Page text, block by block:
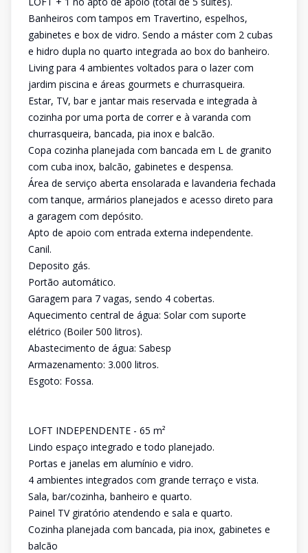
Banheiros com tampos em Travertino, espelhos,
gabinetes e box de vidro. Sendo a máster com 2 cubas
e hidro dupla no quarto integrada ao box do banheiro.
Living para 4 ambientes voltados para o lazer com
jardim piscina e áreas gourmets e churrasqueira.
Estar, TV, bar e jantar mais reservada e integrada à
cozinha por uma porta de correr e à varanda com
churrasqueira, bancada, pia inox e balcão.
Copa cozinha planejada com bancada em L de granito
com cuba inox, balcão, gabinetes e despensa.
Área de serviço aberta ensolarada e lavanderia fechada
com tanque, armários planejados e acesso direto para
a garagem com depósito.
Apto de apoio com entrada externa independente.
Canil.
Deposito gás.
Portão automático.
Garagem para 7 vagas, sendo 4 cobertas.
Aquecimento central de água: Solar com suporte
elétrico (Boiler 500 litros).
Abastecimento de água: Sabesp
Armazenamento: 3.000 litros.
Esgoto: Fossa.
LOFT INDEPENDENTE - 65 m²
Lindo espaço integrado e todo planejado.
Portas e janelas em alumínio e vidro.
4 ambientes integrados com grande terraço e vista.
Sala, bar/cozinha, banheiro e quarto.
Painel TV giratório atendendo e sala e quarto.
Cozinha planejada com bancada, pia inox, gabinetes e
balcão